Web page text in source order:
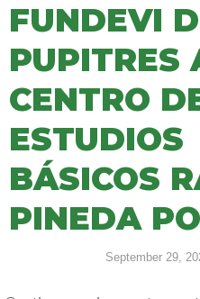
FUNDEVI
PUPITRES
CENTRO
ESTUDIOS
BÁSICOS
PINEDA
September 29,